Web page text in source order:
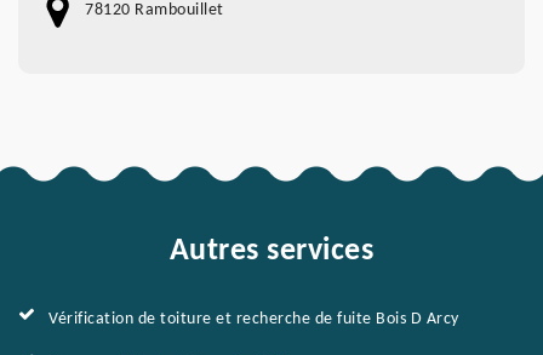
78120 Rambouillet
Autres services
Vérification de toiture et recherche de fuite Bois D Arcy